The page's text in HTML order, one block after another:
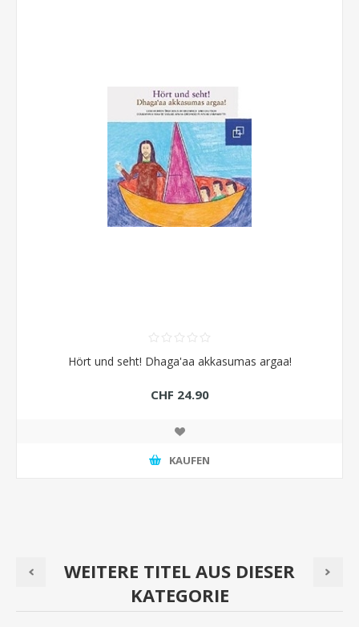
Hört und seht! Dhaga'aa akkasumas argaa!
CHF 24.90
KAUFEN
WEITERE TITEL AUS DIESER
KATEGORIE